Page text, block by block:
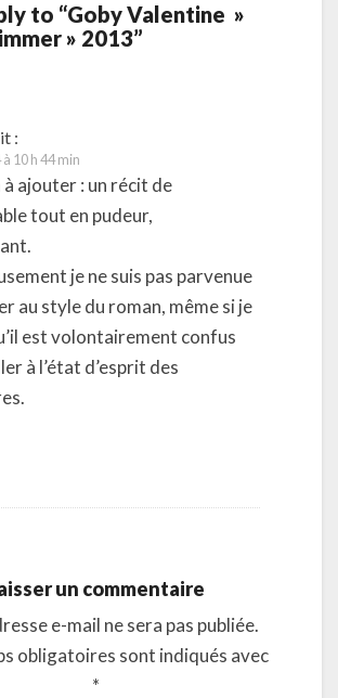
to “Goby Valentine »
» 2013”
:
10 h 44 min
à ajouter : un récit de
tout en pudeur,
je ne suis pas parvenue
au style du roman, même si je
est volontairement confus
à l’état d’esprit des
un commentaire
e-mail ne sera pas publiée.
obligatoires sont indiqués avec
*